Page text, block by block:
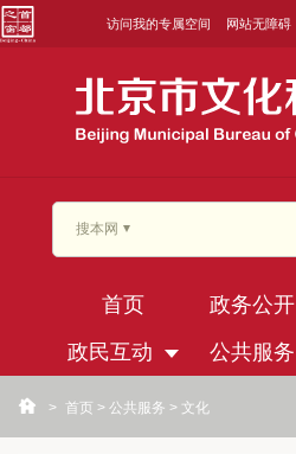
访问我的专属空间 网站无障碍
搜本网
首页 政务公开
政民互动
公共服务
> 首页 > 公共服务 > 文化